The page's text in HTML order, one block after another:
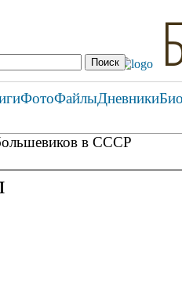
ФотоФайлыДневники
в СССР